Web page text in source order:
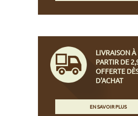
LIVRAISON À
PARTIR DE
OFFERTE
D'ACHAT
EN SAVOIR PLUS